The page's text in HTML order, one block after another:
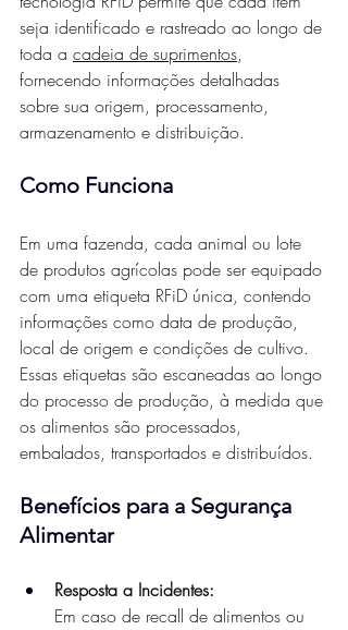
seja identificado e rastreado ao longo de
toda a cadeia de suprimentos,
fornecendo informações detalhadas
sobre sua origem, processamento,
armazenamento e distribuição.
Como Funciona
Em uma fazenda, cada animal ou lote
de produtos agrícolas pode ser equipado
com uma etiqueta RFiD única, contendo
informações como data de produção,
local de origem e condições de cultivo.
Essas etiquetas são escaneadas ao longo
do processo de produção, à medida que
os alimentos são processados,
embalados, transportados e distribuídos.
Benefícios para a Segurança
Alimentar
Resposta a Incidentes:
Em caso de recall de alimentos ou